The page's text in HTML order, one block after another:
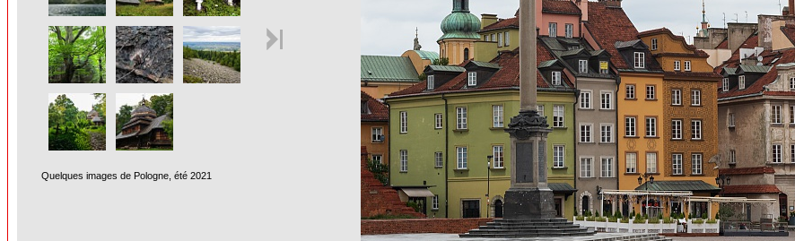
Quelques images de Pologne, été 2021